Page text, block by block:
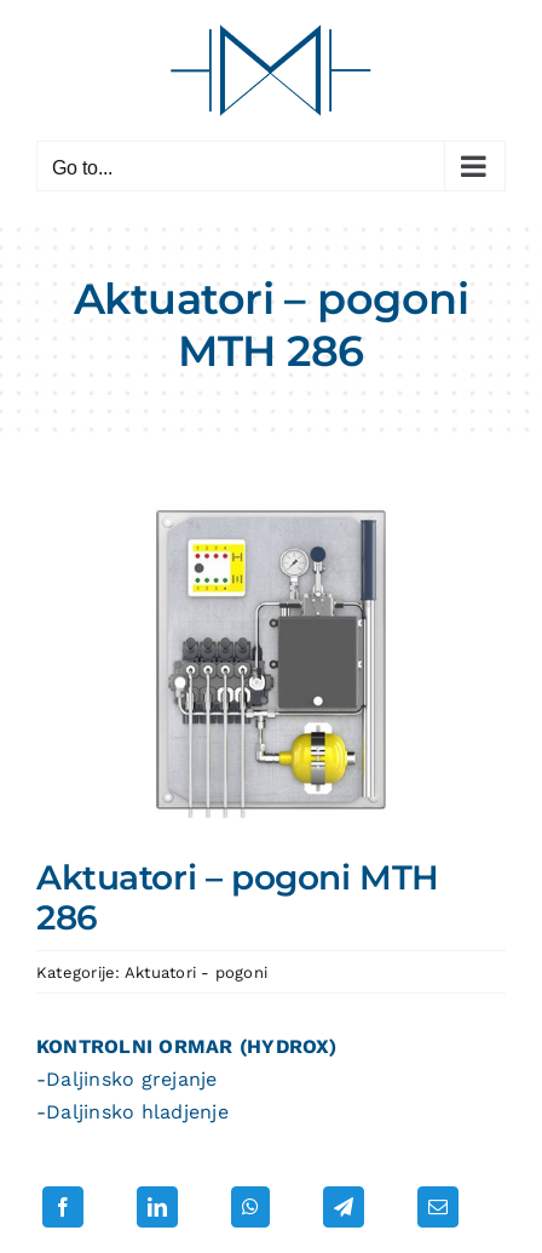
Go to...
Aktuatori – pogoni
MTH 286
Aktuatori – pogoni MTH
286
Kategorije: Aktuatori - pogoni
KONTROLNI ORMAR (HYDROX)
-Daljinsko grejanje
-Daljinsko hladjenje